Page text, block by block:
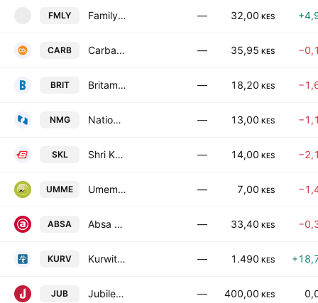
FMLY Family Bank Limited — 32,00 KES
CARB Carbacid Investments Ltd — 35,95 KES
BRIT Britam Holdings PLC — 18,20 KES
NMG Nation Media Group Limited — 13,00 KES
SKL Shri Krishana Overseas Ltd — 14,00 KES
UMME Umeme Ltd. — 7,00 KES
ABSA Absa Bank Kenya Plc — 33,40 KES
KURV Kurwitu Ventures Ltd — 1.490 KES
JUB Jubilee Holdings Ltd — 400,00 KES